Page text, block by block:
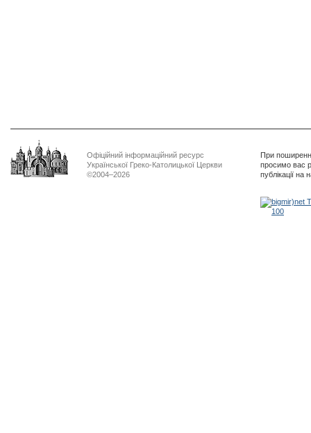
Офіційний інформаційний ресурс
Української Греко-Католицької Церкви
©2004–2026
При
просимо вас
публікації на